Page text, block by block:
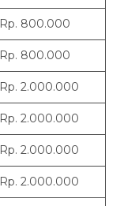
Rp. 800.000
Rp. 800.000
Rp. 2.000.000
Rp. 2.000.000
Rp. 2.000.000
Rp. 2.000.000